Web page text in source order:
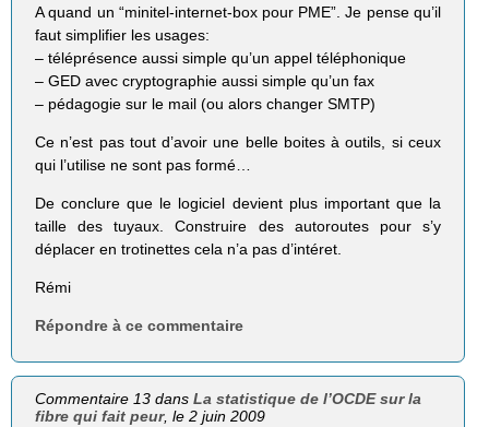
A quand un “minitel-internet-box pour PME”. Je pense qu’il
faut simplifier les usages:
– téléprésence aussi simple qu’un appel téléphonique
– GED avec cryptographie aussi simple qu’un fax
– pédagogie sur le mail (ou alors changer SMTP)
Ce n’est pas tout d’avoir une belle boites à outils, si ceux
qui l’utilise ne sont pas formé…
De conclure que le logiciel devient plus important que la
taille des tuyaux. Construire des autoroutes pour s’y
déplacer en trotinettes cela n’a pas d’intéret.
Rémi
Répondre à ce commentaire
Commentaire 13 dansLa statistique de l’OCDE sur la
fibre qui fait peur, le 2 juin 2009